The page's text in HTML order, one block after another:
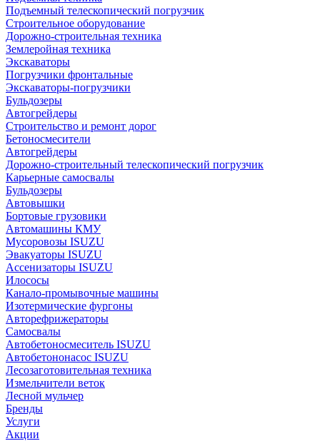
Подъемный телескопический погрузчик
Строительное оборудование
Дорожно-строительная техника
Землеройная техника
Экскаваторы
Погрузчики фронтальные
Экскаваторы-погрузчики
Бульдозеры
Автогрейдеры
Строительство и ремонт дорог
Бетоносмесители
Автогрейдеры
Дорожно-строительный телескопический погрузчик
Карьерные самосвалы
Бульдозеры
Автовышки
Бортовые грузовики
Автомашины КМУ
Мусоровозы ISUZU
Эвакуаторы ISUZU
Ассенизаторы ISUZU
Илососы
Канало-промывочные машины
Изотермические фургоны
Авторефрижераторы
Самосвалы
Автобетоносмеситель ISUZU
Автобетононасос ISUZU
Лесозаготовительная техника
Измельчители веток
Лесной мульчер
Бренды
Услуги
Акции